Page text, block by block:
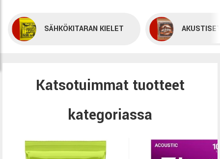
SÄHKÖKITARAN KIELET
Katsotuimmat tuotteet
kategoriassa